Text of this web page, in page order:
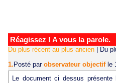
Réagissez ! A vous la parole.
Du plus récent au plus ancien
Du
1. Posté par observateur objectif le
Le document ci dessus